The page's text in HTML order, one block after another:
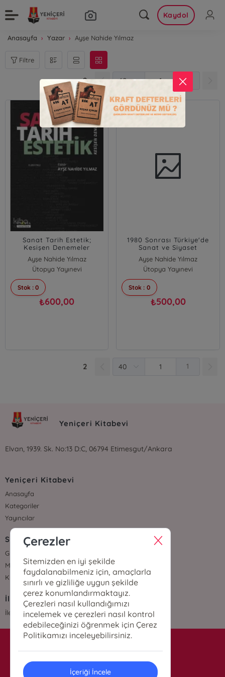
Kaydol
Anasayfa Yazar Ayşe Nahide Yılmaz
Filtre
2
Sanat Tarih Estetik;
Kesişen Denemeler
Ayşe Nahide Yılmaz
Ütopya Yayınevi
Stok : 0
₺600,00
1980 Sonrası Türkiye'de
Sanat ve Siyaset
Ayşe Nahide Yılmaz
Ütopya Yayınevi
Stok : 0
₺500,00
2 1
Yeniçeri Kitabevi
Elvan, 1939. Sk. No:13 D:C, 06794 Etimesgut/Ankara
Yeniçeri Kitabevi
Anasayfa
Kategoriler
Yayıncılar
Sözleşmeler
Gizlilik Sözleşmesi
Mesafeli Satış Sözleşmesi
Kullanıcı Sözleşmesi
İletişim
İletişim
info@yenicerikitabevi.com
Çerezler
Sitemizden en iyi şekilde
faydalanabilmeniz için, amaçlarla
sınırlı ve gizliliğe uygun şekilde
çerez konumlandırmaktayız.
Çerezleri nasıl kullandığımızı
incelemek ve çerezleri nasıl kontrol
edebileceğinizi öğrenmek için Çerez
Politikamızı inceleyebilirsiniz.
İçeriği İncele